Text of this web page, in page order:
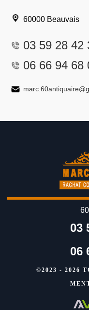
60000 Beauvais
03 59 28 42
06 66 94 68
03
06
©2023 - 2026